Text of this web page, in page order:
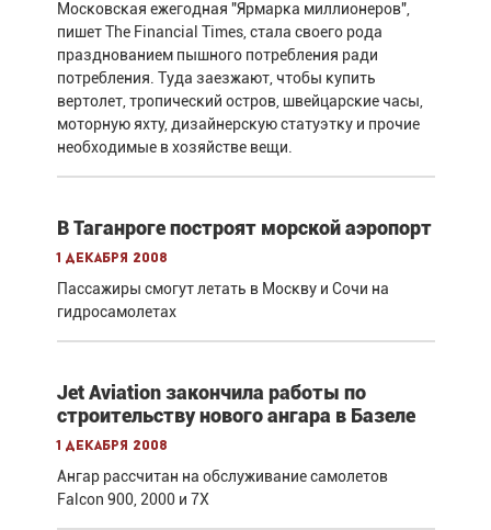
Московская ежегодная "Ярмарка миллионеров",
пишет The Financial Times, стала своего рода
празднованием пышного потребления ради
потребления. Туда заезжают, чтобы купить
вертолет, тропический остров, швейцарские часы,
моторную яхту, дизайнерскую статуэтку и прочие
необходимые в хозяйстве вещи.
В Таганроге построят морской аэропорт
1 декабря 2008
Пассажиры смогут летать в Москву и Сочи на
гидросамолетах
Jet Aviation закончила работы по
строительству нового ангара в Базеле
1 декабря 2008
Ангар рассчитан на обслуживание самолетов
Falcon 900, 2000 и 7Х